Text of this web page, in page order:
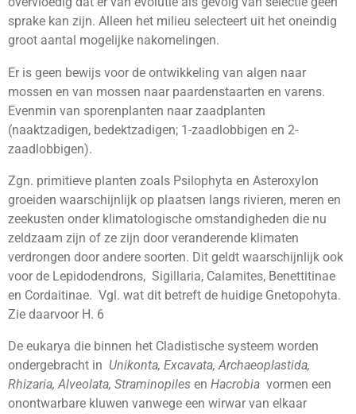
sprake kan zijn. Alleen het milieu selecteert uit het oneindig
groot aantal mogelijke nakomelingen.
Er is geen bewijs voor de ontwikkeling van algen naar
mossen en van mossen naar paardenstaarten en varens.
Evenmin van sporenplanten naar zaadplanten
(naaktzadigen, bedektzadigen; 1-zaadlobbigen en 2-
zaadlobbigen).
Zgn. primitieve planten zoals Psilophyta en Asteroxylon
groeiden waarschijnlijk op plaatsen langs rivieren, meren en
zeekusten onder klimatologische omstandigheden die nu
zeldzaam zijn of ze zijn door veranderende klimaten
verdrongen door andere soorten. Dit geldt waarschijnlijk ook
voor de Lepidodendrons, Sigillaria, Calamites, Benettitinae
en Cordaitinae. Vgl. wat dit betreft de huidige Gnetopohyta.
Zie daarvoor H. 6
De eukarya die binnen het Cladistische systeem worden
ondergebracht in Unikonta, Excavata, Archaeoplastida,
Rhizaria, Alveolata, Straminopiles en Hacrobia vormen een
onontwarbare kluwen vanwege een wirwar van elkaar